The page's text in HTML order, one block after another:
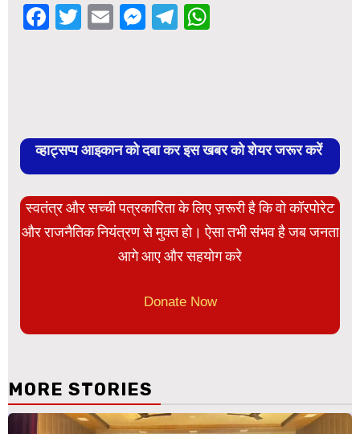
Facebook
Twitter
EmailMessenger
Telegram
व्हाट्सप्प आइकान को दबा कर इस खबर को शेयर जरूर करें
स्वतंत्र और सच्ची पत्रकारिता के लिए ज़रूरी है कि वो कॉरपोरेट
और राजनैतिक नियंत्रण से मुक्त हो। ऐसा तभी संभव है जब जनता
आगे आए और सहयोग करे
Donate Now
MORE STORIES